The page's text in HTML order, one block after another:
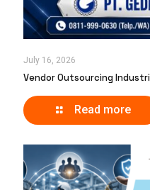
July 16, 2026
Vendor Outsourcing Industri
Read more